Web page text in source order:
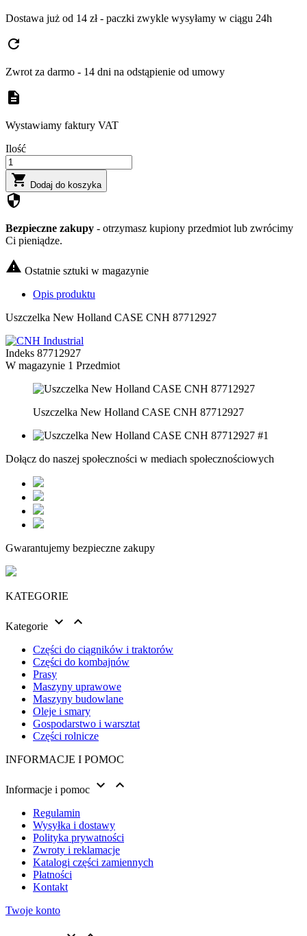
Dostawa już od 14 zł - paczki zwykle wysyłamy w ciągu 24h
refresh
Zwrot za darmo - 14 dni na odstąpienie od umowy
description
Wystawiamy faktury VAT
Ilość
 Dodaj do koszyka
security
Bezpieczne zakupy - otrzymasz kupiony przedmiot lub zwrócimy
Ci pieniądze.
 Ostatnie sztuki w magazynie
Opis produktu
Uszczelka New Holland CASE CNH 87712927
Indeks 87712927
W magazynie 1 Przedmiot
Uszczelka New Holland CASE CNH 87712927
Dołącz do naszej społeczności w mediach społecznościowych
Gwarantujemy bezpieczne zakupy
KATEGORIE
Kategorie  
Części do ciągników i traktorów
Części do kombajnów
Prasy
Maszyny uprawowe
Maszyny budowlane
Oleje i smary
Gospodarstwo i warsztat
Części rolnicze
INFORMACJE I POMOC
Informacje i pomoc  
Regulamin
Wysyłka i dostawy
Polityka prywatności
Zwroty i reklamacje
Katalogi części zamiennych
Płatności
Kontakt
Twoje konto